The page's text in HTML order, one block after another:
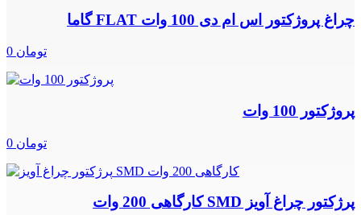
چراغ پروژکتور اس ام دی 100 وات FLAT گاما
0 تومان
پروژکتور 100 وات
0 تومان
پرژکتور چراغ آویز SMD کارگاهی 200 وات